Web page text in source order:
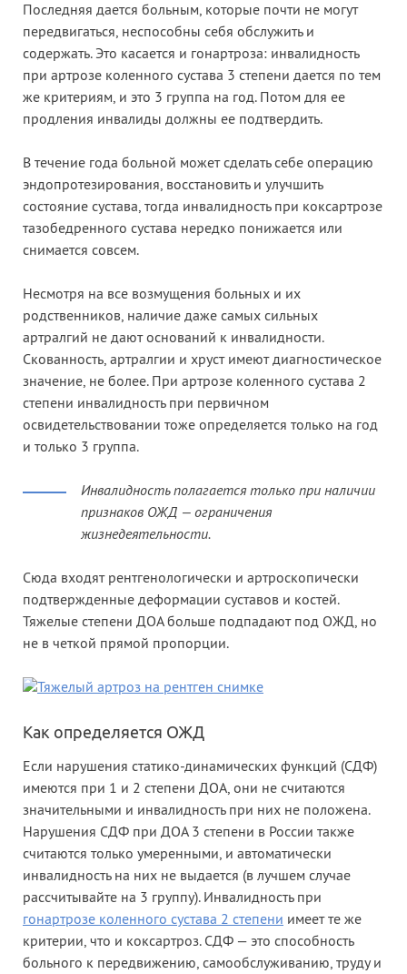
Последняя дается больным, которые почти не могут
передвигаться, неспособны себя обслужить и
содержать. Это касается и гонартроза: инвалидность
при артрозе коленного сустава 3 степени дается по тем
же критериям, и это 3 группа на год. Потом для ее
продления инвалиды должны ее подтвердить.
В течение года больной может сделать себе операцию
эндопротезирования, восстановить и улучшить
состояние сустава, тогда инвалидность при коксартрозе
тазобедренного сустава нередко понижается или
снимается совсем.
Несмотря на все возмущения больных и их
родственников, наличие даже самых сильных
артралгий не дают оснований к инвалидности.
Скованность, артралгии и хруст имеют диагностическое
значение, не более. При артрозе коленного сустава 2
степени инвалидность при первичном
освидетельствовании тоже определяется только на год
и только 3 группа.
Инвалидность полагается только при наличии
признаков ОЖД — ограничения
жизнедеятельности.
Сюда входят рентгенологически и артроскопически
подтвержденные деформации суставов и костей.
Тяжелые степени ДОА больше подпадают под ОЖД, но
не в четкой прямой пропорции.
Как определяется ОЖД
Если нарушения статико-динамических функций (СДФ)
имеются при 1 и 2 степени ДОА, они не считаются
значительными и инвалидность при них не положена.
Нарушения СДФ при ДОА 3 степени в России также
считаются только умеренными, и автоматически
инвалидность на них не выдается (в лучшем случае
рассчитывайте на 3 группу). Инвалидность при
гонартрозе коленного сустава 2 степени имеет те же
критерии, что и коксартроз. СДФ — это способность
больного к передвижению, самообслуживанию, труду и